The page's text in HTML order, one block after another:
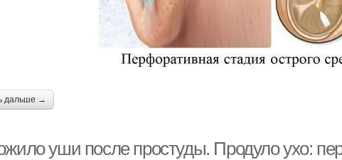
дальше →
уши после простуды. Продуло ухо: